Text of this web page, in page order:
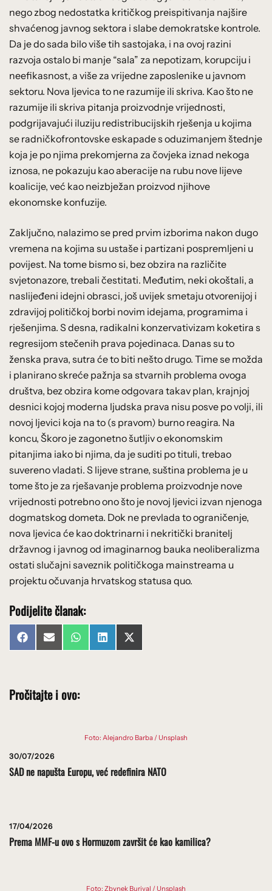
nego zbog nedostatka kritičkog preispitivanja najšire
shvaćenog javnog sektora i slabe demokratske kontrole.
Da je do sada bilo više tih sastojaka, i na ovoj razini
razvoja ostalo bi manje “sala” za nepotizam, korupciju i
neefikasnost, a više za vrijedne zaposlenike u javnom
sektoru. Nova ljevica to ne razumije ili skriva. Kao što ne
razumije ili skriva pitanja proizvodnje vrijednosti,
podgrijavajući iluziju redistribucijskih rješenja u kojima
se radničkofrontovske eskapade s oduzimanjem štednje
koja je po njima prekomjerna za čovjeka iznad nekoga
iznosa, ne pokazuju kao aberacije na rubu nove lijeve
koalicije, već kao neizbježan proizvod njihove
ekonomske konfuzije.
Zaključno, nalazimo se pred prvim izborima nakon dugo
vremena na kojima su ustaše i partizani pospremljeni u
povijest. Na tome bismo si, bez obzira na različite
svjetonazore, trebali čestitati. Međutim, neki okoštali, a
naslijeđeni idejni obrasci, još uvijek smetaju otvorenijoj i
zdravijoj političkoj borbi novim idejama, programima i
rješenjima. S desna, radikalni konzervativizam koketira s
regresijom stečenih prava pojedinaca. Danas su to
ženska prava, sutra će to biti nešto drugo. Time se možda
i planirano skreće pažnja sa stvarnih problema ovoga
društva, bez obzira kome odgovara takav plan, krajnjoj
desnici kojoj moderna ljudska prava nisu posve po volji, ili
novoj ljevici koja na to (s pravom) burno reagira. Na
koncu, Škoro je zagonetno šutljiv o ekonomskim
pitanjima iako bi njima, da je suditi po tituli, trebao
suvereno vladati. S lijeve strane, suština problema je u
tome što je za rješavanje problema proizvodnje nove
vrijednosti potrebno ono što je novoj ljevici izvan njenoga
dogmatskog dometa. Dok ne prevlada to ograničenje,
nova ljevica će kao doktrinarni i nekritički branitelj
državnog i javnog od imaginarnog bauka neoliberalizma
ostati slučajni saveznik političkoga mainstreama u
projektu očuvanja hrvatskog statusa quo.
Podijelite članak:
Share
on
FacebookShare
on
Email Share
on
WhatsAppShare
on
LinkedInShare
on
X
(Twitter)
Pročitajte i ovo:
Foto: Alejandro Barba / Unsplash
30/07/2026
SAD ne napušta Europu, već redefinira NATO
17/04/2026
Prema MMF-u ovo s Hormuzom završit će kao kamilica?
Foto: Zbynek Burival / Unsplash